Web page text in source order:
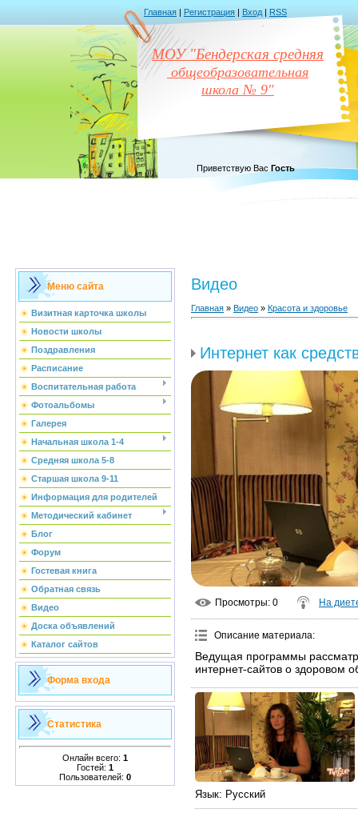
Главная | Регистрация | Вход | RSS
МОУ "Бендерская средняя
общеобразовательная
школа № 9"
Приветствую Вас Гость
Меню сайта
Визитная карточка школы
Новости школы
Поздравления
Расписание
Воспитательная работа
Фотоальбомы
Галерея
Начальная школа 1-4
Средняя школа 5-8
Старшая школа 9-11
Информация для родителей
Методический кабинет
Блог
Форум
Гостевая книга
Обратная связь
Видео
Доска объявлений
Каталог сайтов
Форма входа
Статистика
Онлайн всего: 1
Гостей: 1
Пользователей: 0
Видео
Главная » Видео » Красота и здоровье
Интернет как
Просмотры: 0 На
Описание материала:
Ведущая программы
интернет-сайтов о здоровом
Язык: Русский